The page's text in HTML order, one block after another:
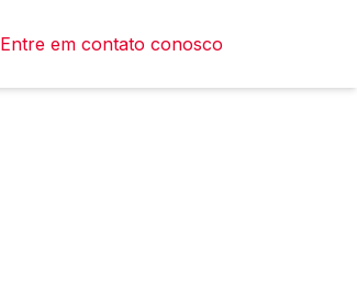
Entre em contato conosco